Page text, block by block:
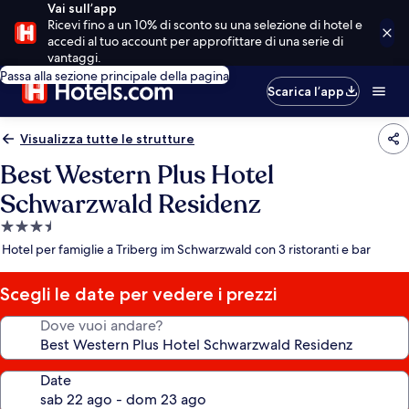
Vai sull’app
Ricevi fino a un 10% di sconto su una selezione di hotel e
accedi al tuo account per approfittare di una serie di
vantaggi.
Passa alla sezione principale della pagina
Scarica l’app
Visualizza tutte le strutture
Best Western Plus Hotel
Schwarzwald Residenz
Struttura
a
stelle
Hotel per famiglie a Triberg im Schwarzwald con 3 ristoranti e bar
Scegli le date per vedere i prezzi
Dove vuoi andare?
Date